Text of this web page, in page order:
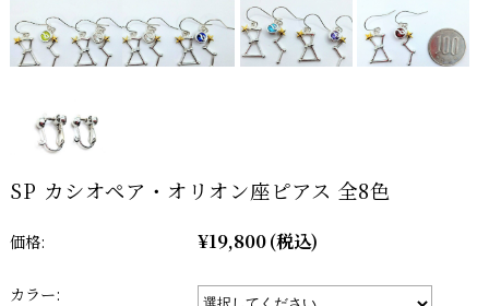
SP カシオペア・オリオン座ピアス 全8色
価格: ¥19,800(税込)
カラー: